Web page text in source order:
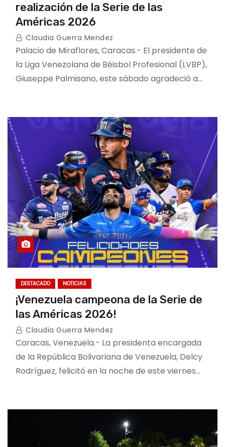
realización de la Serie de las
Américas 2026
Claudia Guerra Mendez
Palacio de Miraflores, Caracas.- El presidente de
la Liga Venezolana de Béisbol Profesional (LVBP),
Giuseppe Palmisano, este sábado agradeció a…
DESTACADO NOTICIAS
¡Venezuela campeona de la Serie de
las Américas 2026!
Claudia Guerra Mendez
Caracas, Venezuela.- La presidenta encargada
de la República Bolivariana de Venezuela, Delcy
Rodríguez, felicitó en la noche de este viernes…